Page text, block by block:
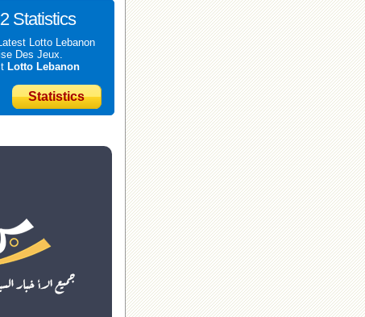
Statistics
Lotto Lebanon
Des Jeux.
Lotto Lebanon
Statistics